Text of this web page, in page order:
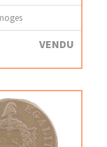
VENDU